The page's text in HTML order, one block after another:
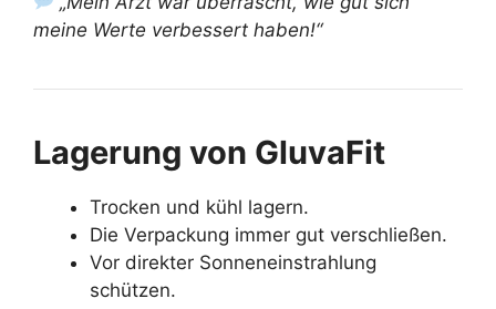
meine Werte verbessert haben!“
Lagerung von GluvaFit
Trocken und kühl lagern.
Die Verpackung immer gut verschließen.
Vor direkter Sonneneinstrahlung
schützen.